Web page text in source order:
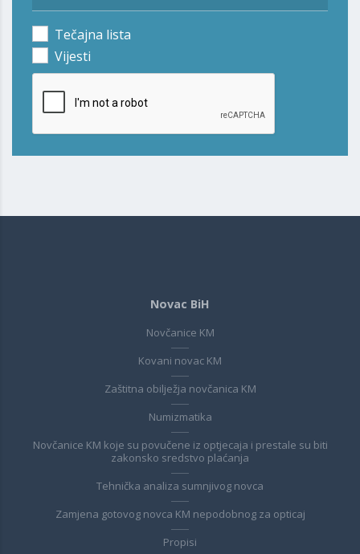
Tečajna lista
Vijesti
Novac BiH
Novčanice KM
Kovani novac KM
Zaštitna obilježja novčanica KM
Numizmatika
Novčanice KM koje su povučene iz optjecaja i prestale su biti
zakonsko sredstvo plaćanja
Tehnička analiza sumnjivog novca
Zamjena gotovog novca KM nepodobnog za opticaj
Propisi